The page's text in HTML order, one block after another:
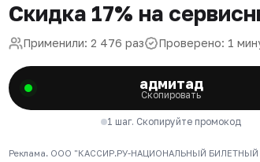
Скидка 17% на
Применили: 2 476 раз Проверено: 1
адмитад
Скопировать
1 шаг. Скопируйте промокод
Реклама. ООО "КАССИР.РУ-НАЦИОНАЛЬНЫЙ БИЛЕТНЫЙ